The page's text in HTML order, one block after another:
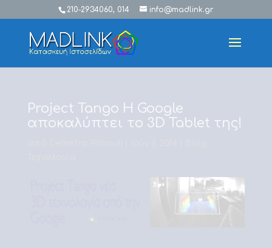
210-2934060, 014 info@madlink.gr
Project Tango H Google
αποκαλύπτει το 3D Tablet της!